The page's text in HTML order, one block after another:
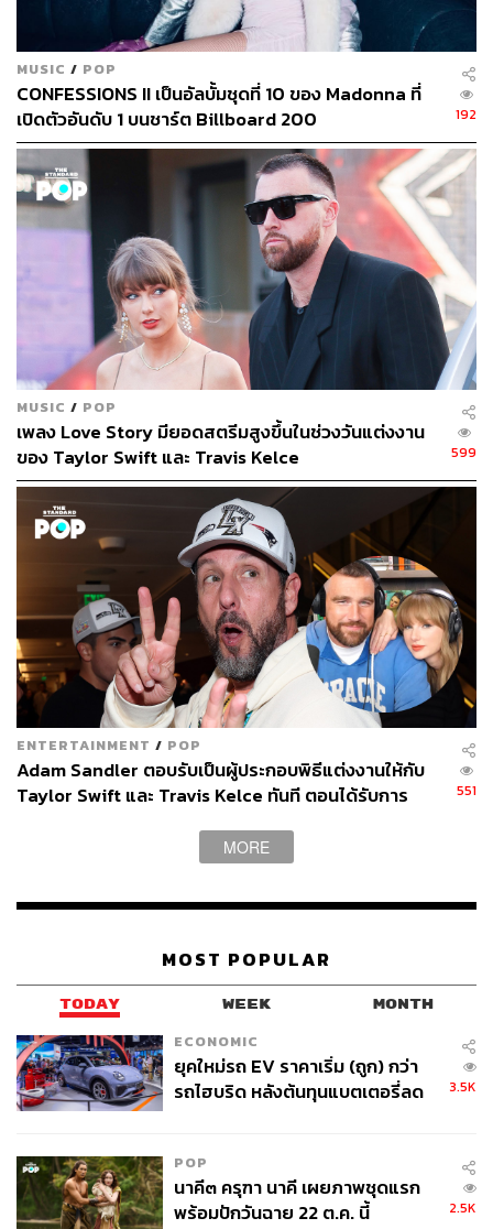
MUSIC / POP
CONFESSIONS II เป็นอัลบั้มชุดที่ 10 ของ Madonna ที่
เปิดตัวอันดับ 1 บนชาร์ต Billboard 200
192
MUSIC / POP
เพลง Love Story มียอดสตรีมสูงขึ้นในช่วงวันแต่งงาน
ของ Taylor Swift และ Travis Kelce
599
ENTERTAINMENT / POP
Adam Sandler ตอบรับเป็นผู้ประกอบพิธีแต่งงานให้กับ
Taylor Swift และ Travis Kelce ทันที ตอนได้รับการ
551
MORE
MOST POPULAR
TODAY WEEK MONTH
ECONOMIC
ยุคใหม่รถ EV ราคาเริ่ม (ถูก) กว่า
รถไฮบริด หลังต้นทุนแบตเตอรี่ลด
3.5K
POP
นาคี๓ ครุฑา นาคี เผยภาพชุดแรก
พร้อมปักวันฉาย 22 ต.ค. นี้
2.5K